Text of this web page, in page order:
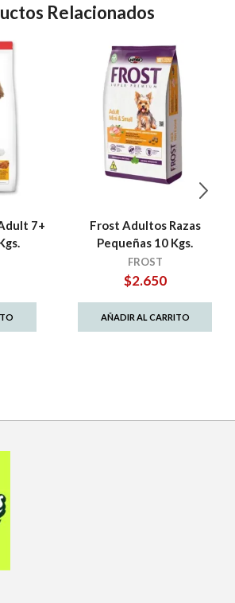
Relacionados
7+
Frost Adultos Razas
Pequeñas 10 Kgs.
FROST
$2.650
AÑADIR AL CARRITO